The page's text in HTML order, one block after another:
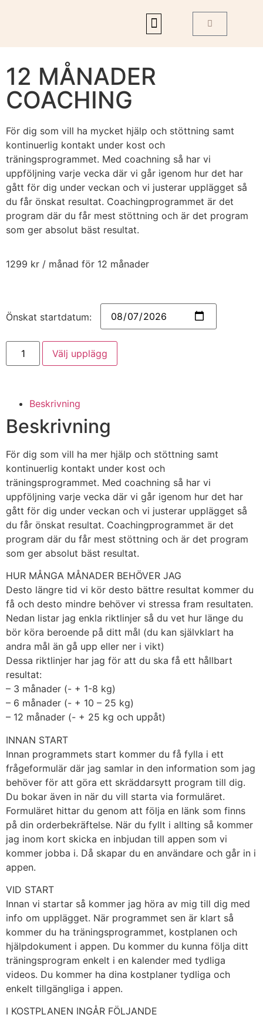
12 MÅNADER
COACHING
För dig som vill ha mycket hjälp och stöttning samt
kontinuerlig kontakt under kost och
träningsprogrammet. Med coachning så har vi
uppföljning varje vecka där vi går igenom hur det har
gått för dig under veckan och vi justerar upplägget så
du får önskat resultat. Coachingprogrammet är det
program där du får mest stöttning och är det program
som ger absolut bäst resultat.
1299 kr / månad för 12 månader
Önskat startdatum:
Välj upplägg
Beskrivning
Beskrivning
För dig som vill ha mer hjälp och stöttning samt
kontinuerlig kontakt under kost och
träningsprogrammet. Med coachning så har vi
uppföljning varje vecka där vi går igenom hur det har
gått för dig under veckan och vi justerar upplägget så
du får önskat resultat. Coachingprogrammet är det
program där du får mest stöttning och är det program
som ger absolut bäst resultat.
HUR MÅNGA MÅNADER BEHÖVER JAG
Desto längre tid vi kör desto bättre resultat kommer du
få och desto mindre behöver vi stressa fram resultaten.
Nedan listar jag enkla riktlinjer så du vet hur länge du
bör köra beroende på ditt mål (du kan självklart ha
andra mål än gå upp eller ner i vikt)
Dessa riktlinjer har jag för att du ska få ett hållbart
resultat:
– 3 månader (- + 1-8 kg)
– 6 månader (- + 10 – 25 kg)
– 12 månader (- + 25 kg och uppåt)
INNAN START
Innan programmets start kommer du få fylla i ett
frågeformulär där jag samlar in den information som jag
behöver för att göra ett skräddarsytt program till dig.
Du bokar även in när du vill starta via formuläret.
Formuläret hittar du genom att följa en länk som finns
på din orderbekräftelse. När du fyllt i allting så kommer
jag inom kort skicka en inbjudan till appen som vi
kommer jobba i. Då skapar du en användare och går in i
appen.
VID START
Innan vi startar så kommer jag höra av mig till dig med
info om upplägget. När programmet sen är klart så
kommer du ha träningsprogrammet, kostplanen och
hjälpdokument i appen. Du kommer du kunna följa ditt
träningsprogram enkelt i en kalender med tydliga
videos. Du kommer ha dina kostplaner tydliga och
enkelt tillgängliga i appen.
I KOSTPLANEN INGÅR FÖLJANDE